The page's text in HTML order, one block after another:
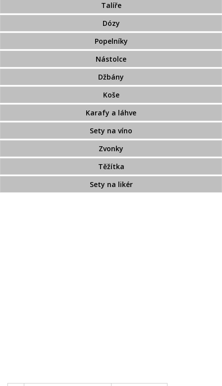
Talíře
Dózy
Popelníky
Nástolce
Džbány
Koše
Karafy a láhve
Sety na víno
Zvonky
Těžítka
Sety na likér